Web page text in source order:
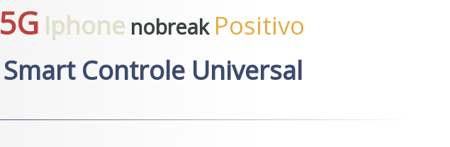
5G Iphone nobreak Positivo
Smart Controle Universal